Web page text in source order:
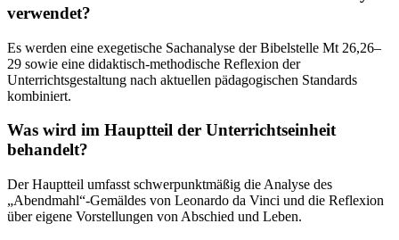
verwendet?
Es werden eine exegetische Sachanalyse der Bibelstelle Mt 26,26–
29 sowie eine didaktisch-methodische Reflexion der
Unterrichtsgestaltung nach aktuellen pädagogischen Standards
kombiniert.
Was wird im Hauptteil der Unterrichtseinheit
behandelt?
Der Hauptteil umfasst schwerpunktmäßig die Analyse des
„Abendmahl“-Gemäldes von Leonardo da Vinci und die Reflexion
über eigene Vorstellungen von Abschied und Leben.